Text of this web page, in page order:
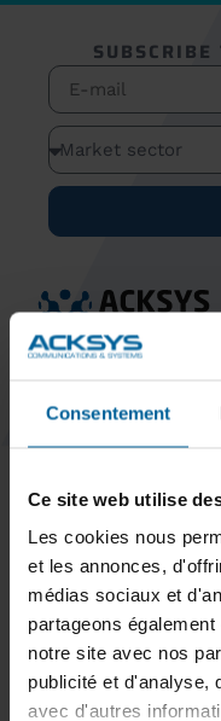
Consentement
Ce site web utilise
Les cookies nous
et les annonces,
médias sociaux et
partageons
notre site avec nos
publicité et d'analyse,
avec d'autres
SUBSCRIBE
AGVs –
Overhead
Production
Industrial